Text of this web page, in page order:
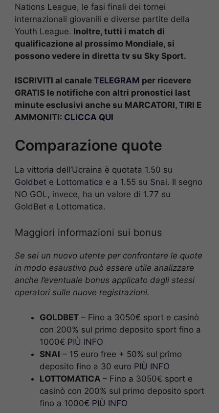
Nations League, le fasi finali dei tornei
internazionali giovanili e diverse partite della
Youth League. Inoltre, tutti i match di
qualificazione al prossimo Mondiale, si
possono vedere in diretta tv su Sky Sport.
ISCRIVITI al canale TELEGRAM per ricevere
GRATIS le notifiche con altri pronostici last
minute esclusivi anche su MARCATORI, TIRI E
AMMONITI: CLICCA QUI
Comparazione quote
La vittoria dell’Ucraina è quotata 1.50 su
Goldbet e Lottomatica e a 1.55 su Snai. Il segno
NO GOL, invece, ha un valore di 1.77 su
GoldBet e Lottomatica.
Maggiori informazioni sui bonus
Se sei un nuovo utente per confrontare le quote
in modo esaustivo può essere utile analizzare
anche l’eventuale bonus applicato dagli stessi
operatori sulle nuove registrazioni.
GOLDBET – Fino a 3050€ sport e casinò
con 200% sul primo deposito sport fino a
1000€ PIÙ INFO
SNAI – 15 euro free + 50% sul primo
deposito fino a 30 euro PIÙ INFO
LOTTOMATICA – Fino a 3050€ sport e
casinò con 200% sul primo deposito sport
fino a 1000€ PIÙ INFO